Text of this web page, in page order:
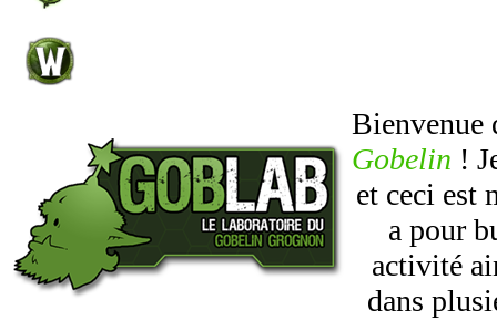
Bienvenue
Gobelin !
et ceci est
a pour
activité
dans